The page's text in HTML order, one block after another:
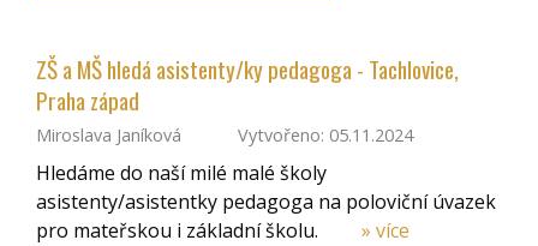
ZŠ a MŠ hledá asistenty/ky pedagoga - Tachlovice,
Praha západ
Miroslava Janíková Vytvořeno: 05.11.2024
Hledáme do naší milé malé školy
asistenty/asistentky pedagoga na poloviční úvazek
pro mateřskou i základní školu.
» více